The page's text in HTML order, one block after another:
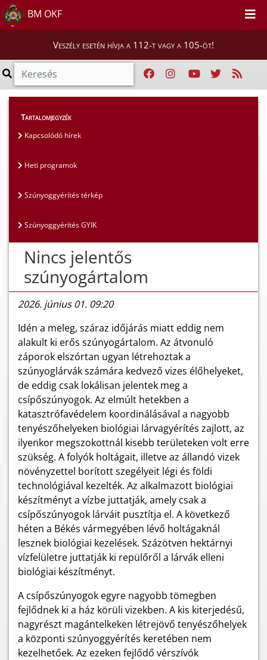
BM OKF
Veszély esetén hívja a 112-t vagy a 105-öt!
Lakosság >
Tartalomjegyzék
Kapcsolódó hírek
Heti programok
Szúnyoggyérítés térkép
Szúnyoggyérítés GYIK
Nincs jelentős
szúnyogártalom
2026. június 01. 09:20
Idén a meleg, száraz időjárás miatt eddig nem
alakult ki erős szúnyogártalom. Az átvonuló
záporok elszórtan ugyan létrehoztak a
szúnyoglárvák számára kedvező vizes élőhelyeket,
de eddig csak lokálisan jelentek meg a
csípőszúnyogok. Az elmúlt hetekben a
katasztrófavédelem koordinálásával a nagyobb
tenyészőhelyeken biológiai lárvagyérítés zajlott, az
ilyenkor megszokottnál kisebb területeken volt erre
szükség. A folyók holtágait, illetve az állandó vizek
növényzettel borított szegélyeit légi és földi
technológiával kezelték. Az alkalmazott biológiai
készítményt a vízbe juttatják, amely csak a
csípőszúnyogok lárváit pusztítja el. A következő
héten a Békés vármegyében lévő holtágaknál
lesznek biológiai kezelések. Százötven hektárnyi
vízfelületre juttatják ki repülőről a lárvák elleni
biológiai készítményt.
A csípőszúnyogok egyre nagyobb tömegben
fejlődnek ki a ház körüli vizekben. A kis kiterjedésű,
nagyrészt magántelkeken létrejövő tenyészőhelyek
a központi szúnyoggyérítés keretében nem
kezelhetőek. Az ezeken fejlődő vérszívók